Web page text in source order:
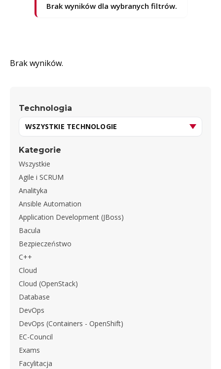
Brak wyników dla wybranych filtrów.
Brak wyników.
Technologia
Kategorie
Wszystkie
Agile i SCRUM
Analityka
Ansible Automation
Application Development (JBoss)
Bacula
Bezpieczeństwo
C++
Cloud
Cloud (OpenStack)
Database
DevOps
DevOps (Containers - OpenShift)
EC-Council
Exams
Facylitacja